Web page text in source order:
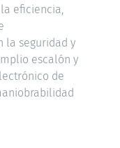
eficiencia,
la seguridad y
escalón y
de